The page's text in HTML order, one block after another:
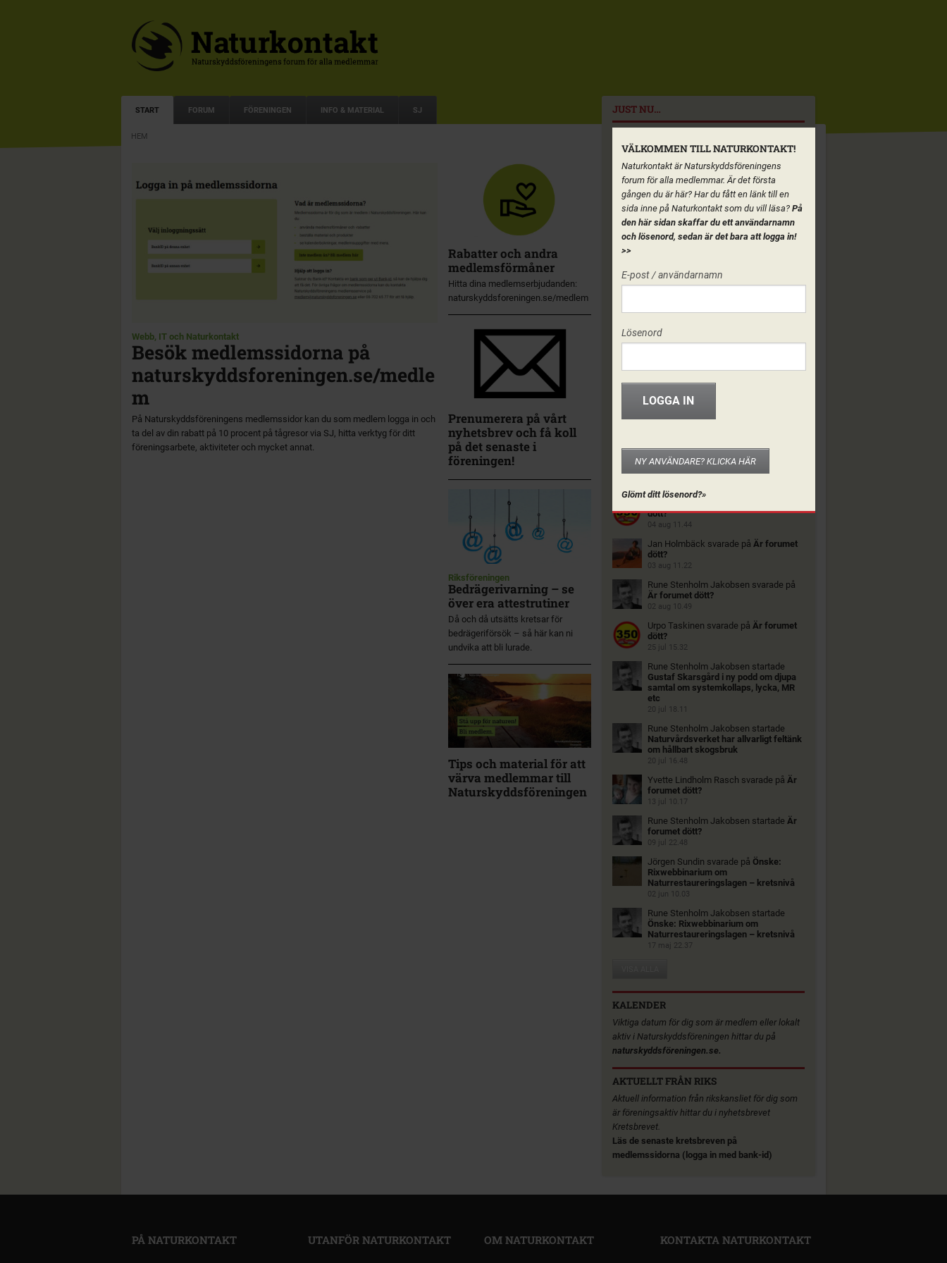
START FORUM FÖRENINGEN INFO & MATERIAL SJ
HEM
Webb, IT och Naturkontakt
Besök medlemssidorna på
naturskyddsforeningen.se/medle
m
På Naturskyddsföreningens medlemssidor kan du som medlem logga in och
ta del av din rabatt på 10 procent på tågresor via SJ, hitta verktyg för ditt
föreningsarbete, aktiviteter och mycket annat.
Rabatter och andra
medlemsförmåner
Hitta dina medlemserbjudanden:
naturskyddsforeningen.se/medlem
Prenumerera på vårt
nyhetsbrev och få koll
på det senaste i
föreningen!
Riksföreningen
Bedrägerivarning – se
över era attestrutiner
Då och då utsätts kretsar för
bedrägeriförsök – så här kan ni
undvika att bli lurade.
Tips och material för att
värva medlemmar till
Naturskyddsföreningen
JUST NU…
VÄLKOMMEN TILL NATURKONTAKT!
Naturkontakt är Naturskyddsföreningens
forum för alla medlemmar. Är det första
gången du är här? Har du fått en länk till en
sida inne på Naturkontakt som du vill läsa? På
den här sidan skaffar du ett användarnamn
och lösenord, sedan är det bara att logga in!
>>
E-post / användarnamn
Lösenord
NY ANVÄNDARE? KLICKA HÄR
Glömt ditt lösenord?»
dött?
04 aug 11.44
Jan Holmbäck svarade på Är forumet
dött?
03 aug 11.22
Rune Stenholm Jakobsen svarade på
Är forumet dött?
02 aug 10.49
Urpo Taskinen svarade på Är forumet
dött?
25 jul 15.32
Rune Stenholm Jakobsen startade
Gustaf Skarsgård i ny podd om djupa
samtal om systemkollaps, lycka, MR
etc
20 jul 18.11
Rune Stenholm Jakobsen startade
Naturvårdsverket har allvarligt feltänk
om hållbart skogsbruk
20 jul 16.48
Yvette Lindholm Rasch svarade på Är
forumet dött?
13 jul 10.17
Rune Stenholm Jakobsen startade Är
forumet dött?
09 jul 22.48
Jörgen Sundin svarade på Önske:
Rixwebbinarium om
Naturrestaureringslagen – kretsnivå
02 jun 10.03
Rune Stenholm Jakobsen startade
Önske: Rixwebbinarium om
Naturrestaureringslagen – kretsnivå
17 maj 22.37
KALENDER
Viktiga datum för dig som är medlem eller lokalt
aktiv i Naturskyddsföreningen hittar du på
naturskyddsföreningen.se.
AKTUELLT FRÅN RIKS
Aktuell information från rikskansliet för dig som
är föreningsaktiv hittar du i nyhetsbrevet
Kretsbrevet.
Läs de senaste kretsbreven på
medlemssidorna (logga in med bank-id)
PÅ NATURKONTAKT UTANFÖR NATURKONTAKT OM NATURKONTAKT KONTAKTA NATURKONTAKT